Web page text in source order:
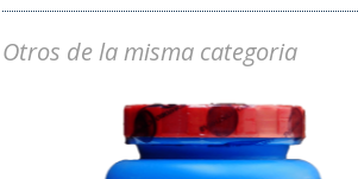
Otros de la misma categoria